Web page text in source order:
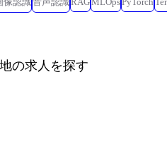
の求人を探す